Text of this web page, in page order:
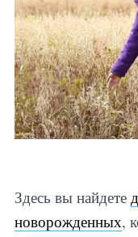
Здесь вы найдете
новорожденных,